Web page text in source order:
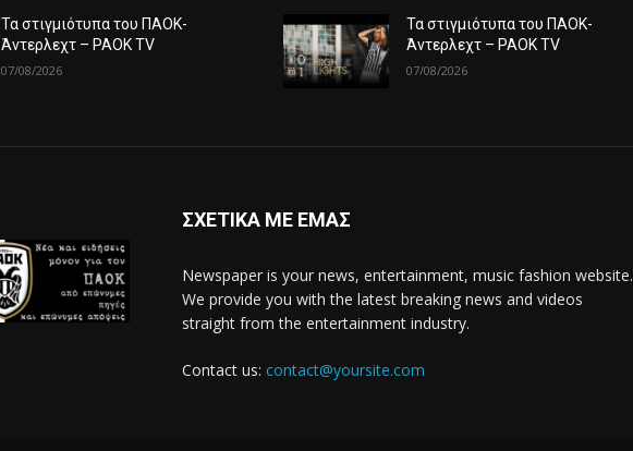
Τα στιγμιότυπα του ΠΑΟΚ-
Άντερλεχτ – PAOK TV
07/08/2026
Τα στιγμιότυπα του ΠΑΟΚ-
Άντερλεχτ – PAOK TV
07/08/2026
ΣΧΕΤΙΚΑ ΜΕ ΕΜΑΣ
Newspaper is your news, entertainment, music fashion website.
We provide you with the latest breaking news and videos
straight from the entertainment industry.
Contact us: contact@yoursite.com